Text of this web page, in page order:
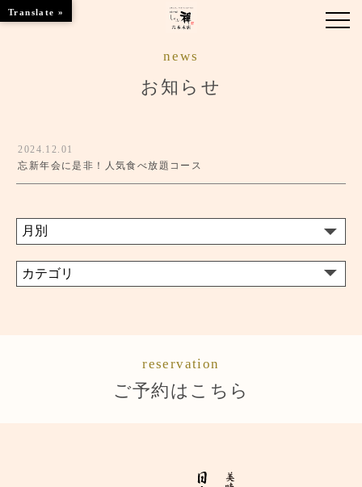
くつろぎのお部屋
news
お知らせ
2024.12.01
忘新年会に是非！人気食べ放題コース
reservation
ご予約はこちら
Translate »